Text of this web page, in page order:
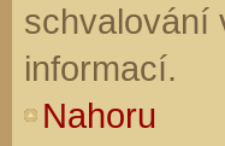
schvalování
informací.
Nahoru